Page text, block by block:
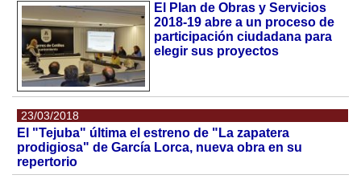
El Plan de Obras y Servicios
2018-19 abre a un proceso de
participación ciudadana para
elegir sus proyectos
23/03/2018
El "Tejuba" última el estreno de "La zapatera
prodigiosa" de García Lorca, nueva obra en su
repertorio